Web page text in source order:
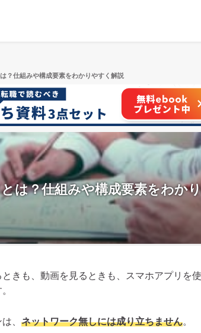
？仕組みや構成要素をわかりやすく解説
は？仕組みや構成要素をわかり
きも、動画を見るときも、スマホアプリを使
、 ネットワーク無しには成り立ちません。